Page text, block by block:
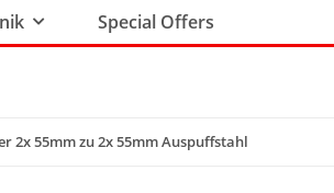
Special Offers
2x 55mm zu 2x 55mm Auspuffstahl